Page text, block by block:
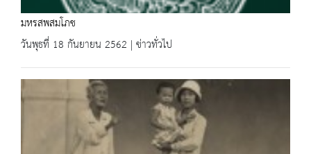
มหรสพสมโภช
วันพุธที่ 18 กันยายน 2562 | ข่าวทั่วไป